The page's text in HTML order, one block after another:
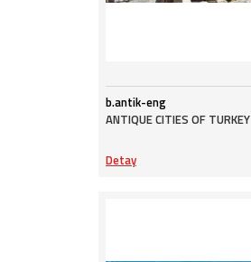
b.antik-eng
ANTIQUE CITIES OF TURKEY
Detay